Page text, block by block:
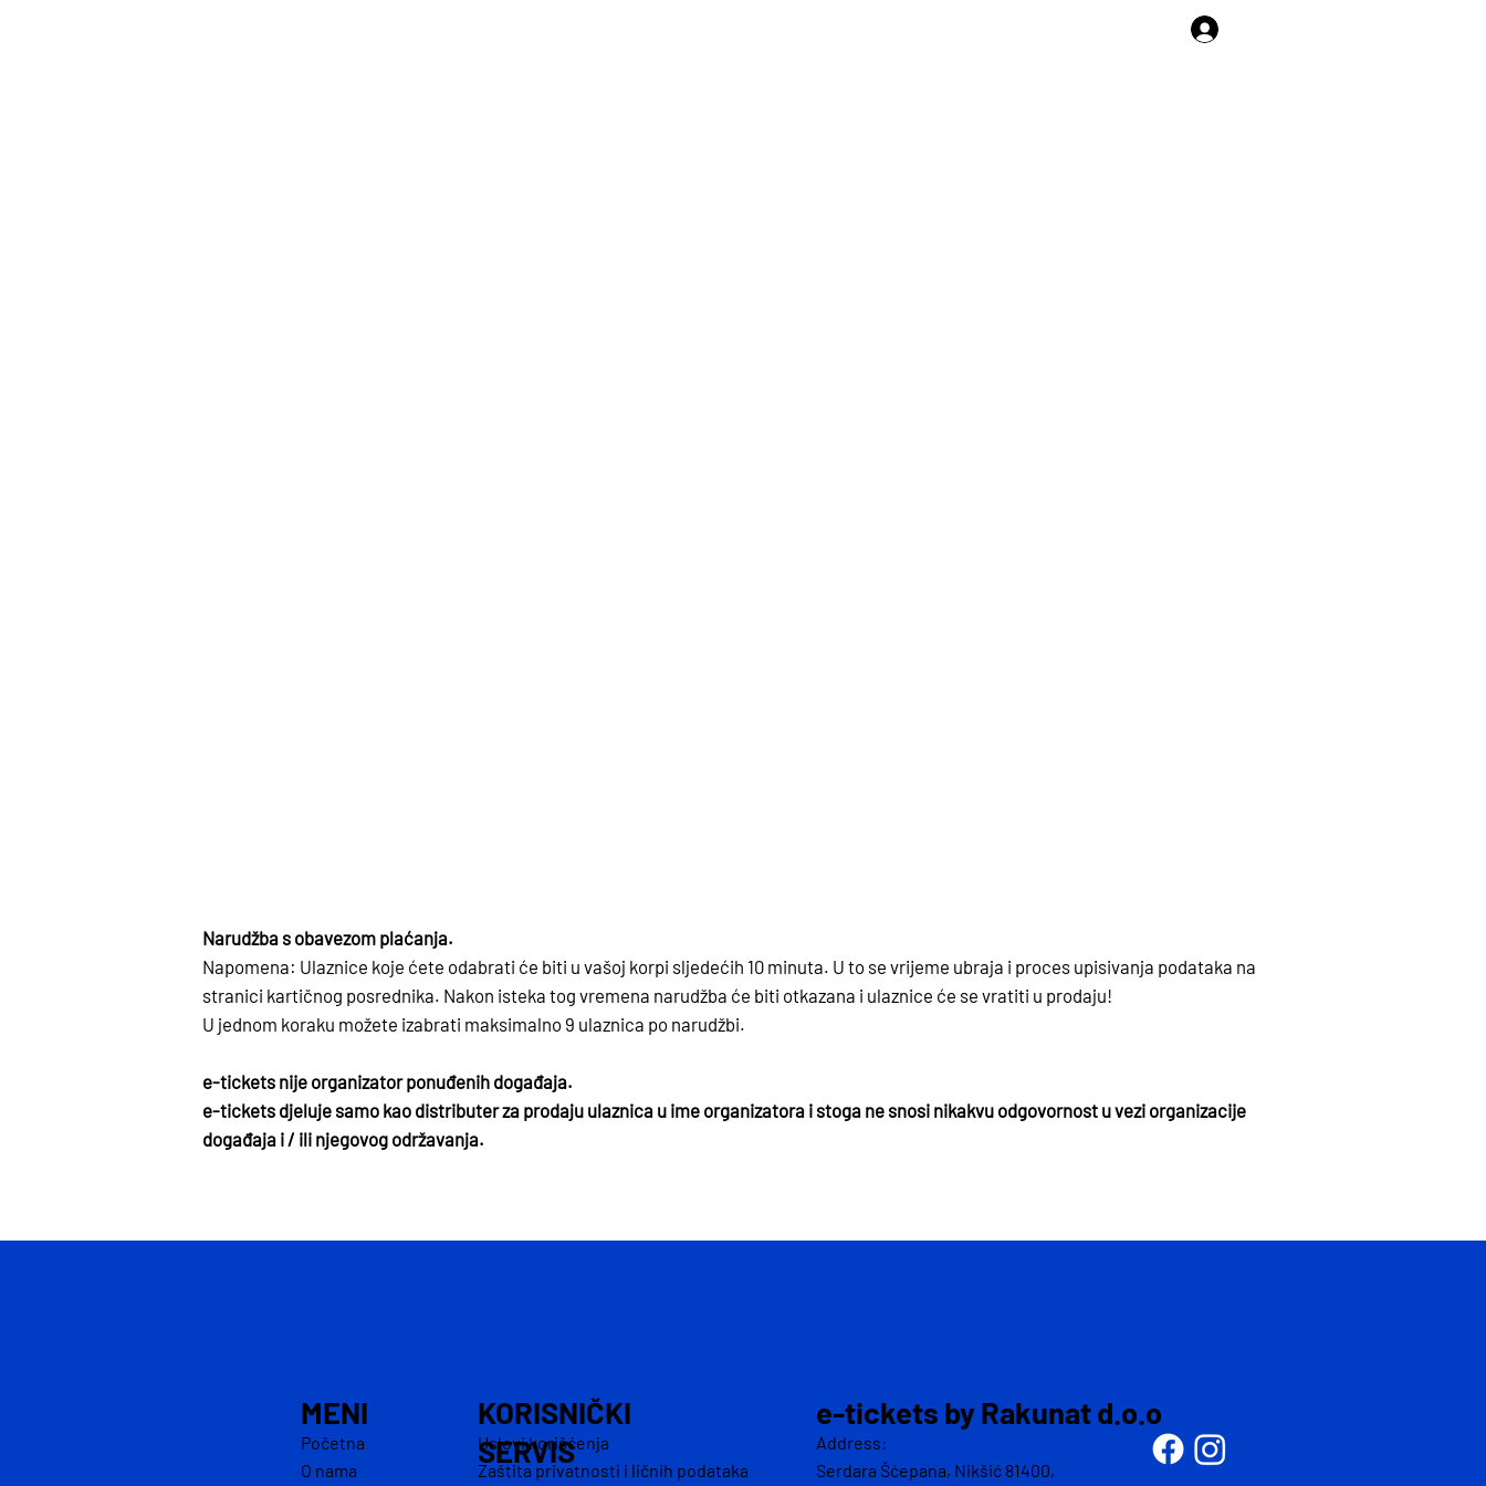
Narudžba s obavezom plaćanja.
Napomena: Ulaznice koje ćete odabrati će biti u vašoj korpi sljedećih 10 minuta. U to se vrijeme ubraja i proces upisivanja podataka na
stranici kartičnog posrednika. Nakon isteka tog vremena narudžba će biti otkazana i ulaznice će se vratiti u prodaju!
U jednom koraku možete izabrati maksimalno 9 ulaznica po narudžbi.
e-tickets nije organizator ponuđenih događaja.
e-tickets djeluje samo kao distributer za prodaju ulaznica u ime organizatora i stoga ne snosi nikakvu odgovornost u vezi organizacije
događaja i / ili njegovog održavanja.
MENI
Početna
O nama
KORISNIČKI
SERVIS
Uslovi korišćenja
Zaštita privatnosti i ličnih podataka
e-tickets by Rakunat d.o.o
Address:
Serdara Šćepana, Nikšić 81400,